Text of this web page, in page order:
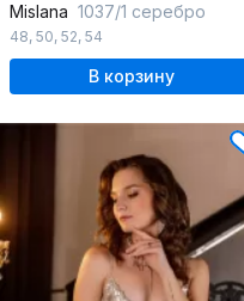
Mislana 1037/1 серебро
48, 50, 52, 54
В корзину